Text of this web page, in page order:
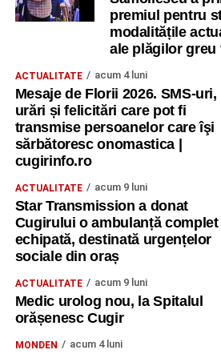
premiul pentru
modalitățile
ale plăgilor greu
ACTUALITATE acum 4 luni
Mesaje de Florii 2026. SMS-uri,
urări și felicitări care pot fi
transmise persoanelor care îşi
sărbătoresc onomastica |
cugirinfo.ro
ACTUALITATE acum 9 luni
Star Transmission a donat
Cugirului o ambulanță complet
echipată, destinată urgențelor
sociale din oraș
ACTUALITATE acum 9 luni
Medic urolog nou, la Spitalul
orășenesc Cugir
MONDEN acum 4 luni